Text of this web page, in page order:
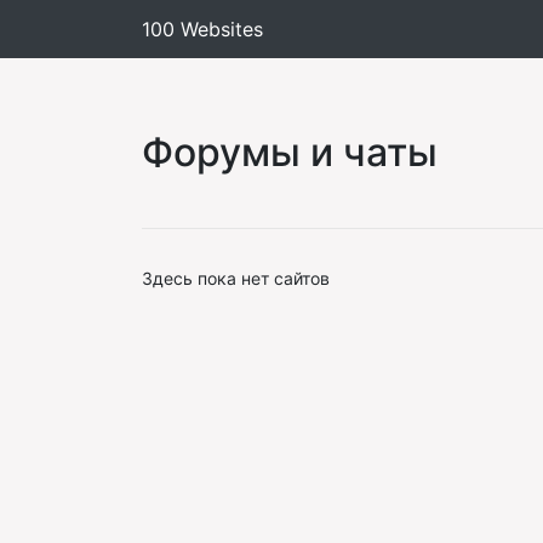
100 Websites
Форумы и чаты
Здесь пока нет сайтов